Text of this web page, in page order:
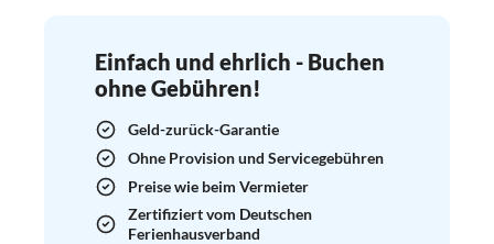
Einfach und ehrlich - Buchen
ohne Gebühren!
Geld-zurück-Garantie
Ohne Provision und Servicegebühren
Preise wie beim Vermieter
Zertifiziert vom Deutschen
Ferienhausverband